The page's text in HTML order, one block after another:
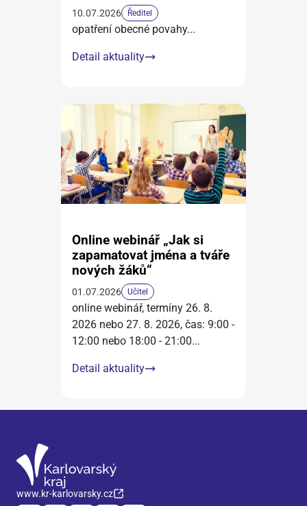
10.07.2026 Ředitel
opatření obecné povahy...
Detail aktuality
Online webinář „Jak si
zapamatovat jména a tváře
nových žáků“
01.07.2026 Učitel
online webinář, termíny 26. 8.
2026 nebo 27. 8. 2026, čas: 9:00 -
12:00 nebo 18:00 - 21:00...
Detail aktuality
www.kr-karlovarsky.cz